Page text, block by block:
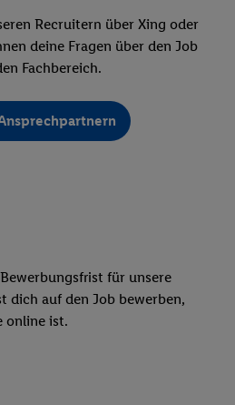
Recruitern über Xing oder
deine Fragen über den Job
Fachbereich.
für unsere
dich auf den Job bewerben,
online ist.